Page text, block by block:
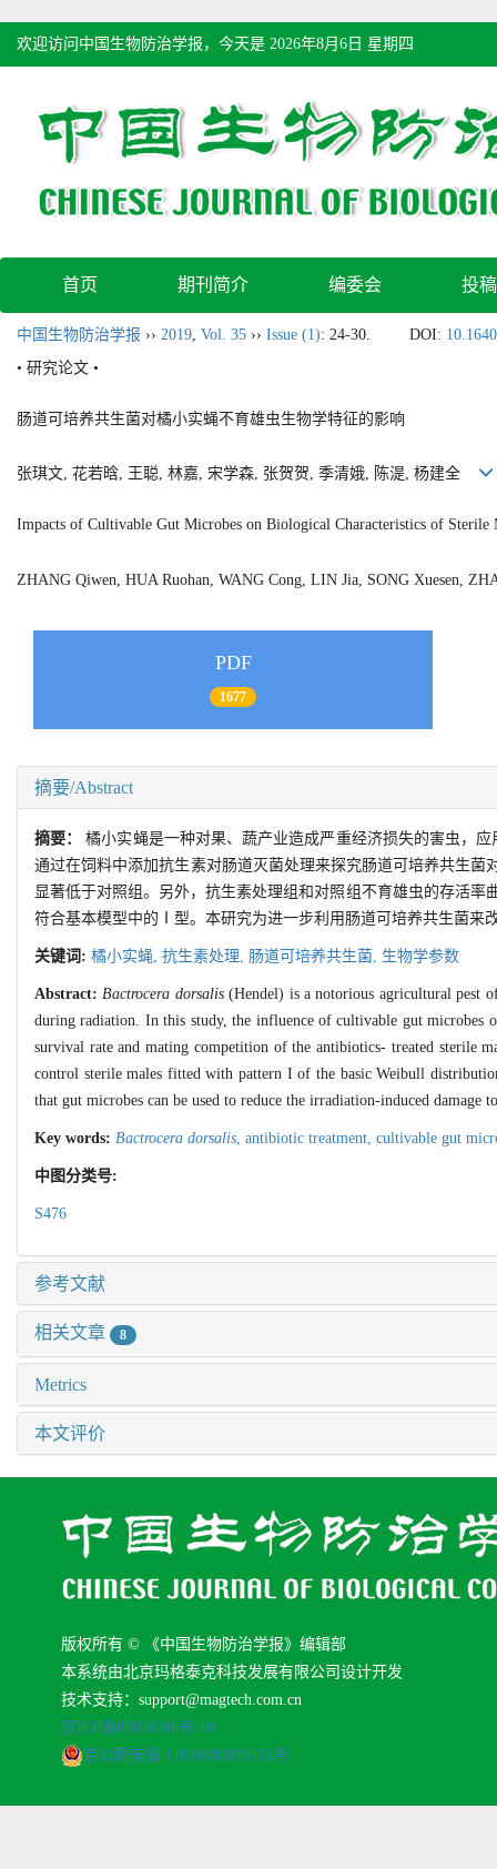
欢迎访问中国生物防治学报，今天是 2026年8月6日 星期四
首页 期刊简介 编委会 投
中国生物防治学报 ›› 2019, Vol. 35 ›› Issue (1): 24-30. DOI:
• 研究论文 •
肠道可培养共生菌对橘小实蝇不育雄虫生物学特征的影响
张琪文, 花若晗, 王聪, 林嘉, 宋学森, 张贺贺, 季清娥, 陈湜, 杨建全
Impacts of Cultivable Gut Microbes on Biological Characteristics of Sterile
ZHANG Qiwen, HUA Ruohan, WANG Cong, LIN Jia, SONG Xuesen,
PDF
1677
摘要/Abstract
摘要：橘小实蝇是一种对果、蔬产业造成严重经济损失的害虫，
通过在饲料中添加抗生素对肠道灭菌处理来探究肠道可培养共生
显著低于对照组。另外，抗生素处理组和对照组不育雄虫的存活
符合基本模型中的Ⅰ型。本研究为进一步利用肠道可培养共生菌来
关键词: 橘小实蝇, 抗生素处理, 肠道可培养共生菌, 生物学参数
Abstract:Bactrocera dorsalis(Hendel) is a notorious agricultural pest
during radiation. In this study, the influence of cultivable gut microbes
survival rate and mating competition of the antibiotics- treated sterile
control sterile males fitted with pattern I of the basic Weibull
that gut microbes can be used to reduce the irradiation-induced damage
Key words: Bactrocera dorsalis, antibiotic treatment, cultivable gut
中图分类号:
S476
参考文献
相关文章 8
Metrics
本文评价
版权所有 © 《中国生物防治学报》编辑部
本系统由北京玛格泰克科技发展有限公司设计开发
技术支持：support@magtech.com.cn
京ICP备05034986号-10
京公网安备 11010802035152号